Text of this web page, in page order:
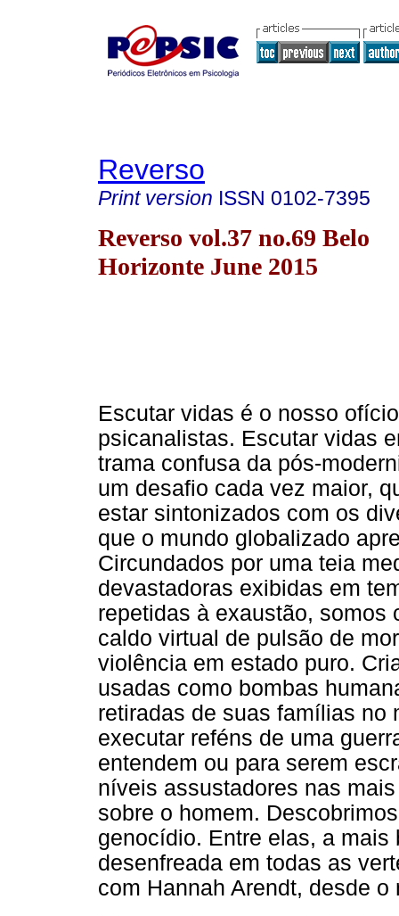
Reverso
Print version ISSN 0102-7395
Reverso vol.37 no.69 Belo
Horizonte June 2015
Escutar vidas é o nosso
psicanalistas. Escutar vidas
trama confusa da pós-
um desafio cada vez maior,
estar sintonizados com os
que o mundo globalizado
Circundados por uma teia
devastadoras exibidas em
repetidas à exaustão, somos
caldo virtual de pulsão de
violência em estado puro.
usadas como bombas
retiradas de suas famílias no
executar reféns de uma
entendem ou para serem
níveis assustadores nas
sobre o homem.
genocídio. Entre elas, a
desenfreada em todas as
com Hannah Arendt, desde